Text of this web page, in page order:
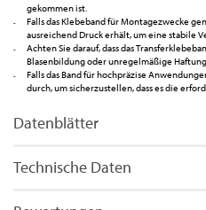
gekommen ist.
Falls das Klebeband für Montagezwecke
ausreichend Druck erhält, um eine stabile
Achten Sie darauf, dass das
Blasenbildung oder unregelmäßige
Falls das Band für hochpräzise
durch, um sicherzustellen, dass es die
Datenblätter
Technische Daten